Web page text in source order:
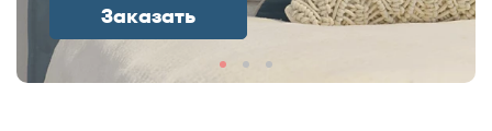
Заказать